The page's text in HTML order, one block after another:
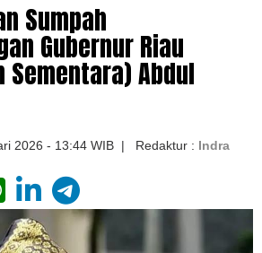
Sumpah
Gubernur Riau
Sementara) Abdul
2026 - 13:44 WIB | Redaktur : Indra